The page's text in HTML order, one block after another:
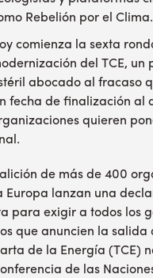
Rebelión por el Clima.
comienza la sexta
del TCE, un
abocado al fracaso
fecha de finalización al
quieren
de más de 400
Europa lanzan una
para exigir a todos los
que anuncien la salida
de la Energía (TCE)
de las